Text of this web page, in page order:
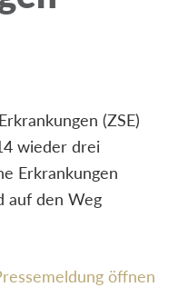
(ZSE)
wieder drei
Erkrankungen
auf den Weg
öffnen